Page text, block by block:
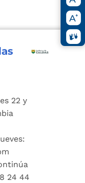
22 y
24 44